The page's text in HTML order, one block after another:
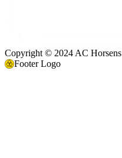
Copyright © 2024 AC Horsens
Footer Logo